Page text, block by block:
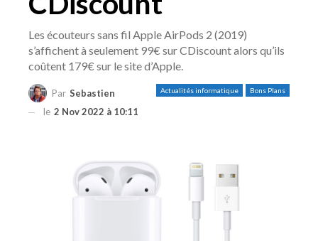
Les écouteurs sans fil Apple AirPods 2 (2019)
s’affichent à seulement 99€ sur CDiscount alors qu’ils
coûtent 179€ sur le site d’Apple.
Actualités informatique Bons Plans
Par Sebastien
le 2 Nov 2022 à 10:11